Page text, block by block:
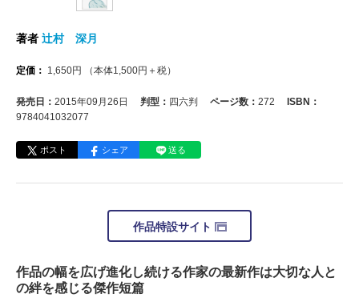
著者 辻村 深月
定価： 1,650円 （本体1,500円＋税）
発売日： 2015年09月26日 判型： 四六判 ページ数： 272
ISBN：
9784041032077
ポスト シェア 送る
作品特設サイト
作品の幅を広げ進化し続ける作家の最新作は大切な人と
の絆を感じる傑作短篇